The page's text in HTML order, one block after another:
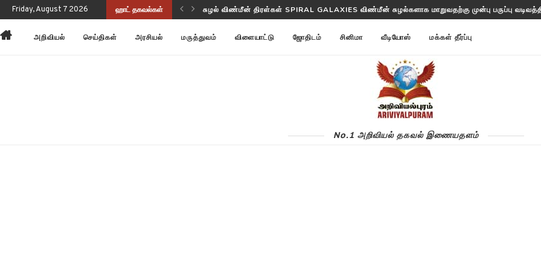
Friday, August 7 2026 ஹாட் தகவல்கள் சுழல் விண்மீன் திரள்கள் SPIRAL GALAXIES விண்மீன் சுழல்களாக மாறுவதற்கு முன்பு பருப்பு
அறிவியல் செய்திகள் அரசியல் மருத்துவம் விளையாட்டு ஜோதிடம் சினிமா வீடியோஸ் மக்கள் தீர்ப்பு
No.1 அறிவியல் தகவல் இணையதளம்